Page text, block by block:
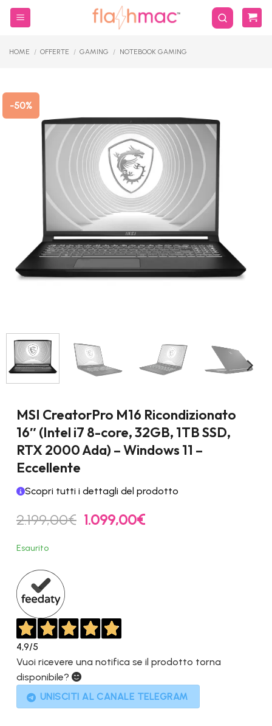
Salta
HOME / OFFERTE / GAMING / NOTEBOOK GAMING
-50%
MSI CreatorPro M16 Ricondizionato
16″ (Intel i7 8-core, 32GB, 1TB SSD,
RTX 2000 Ada) – Windows 11 –
Eccellente
Scopri tutti i dettagli del prodotto
2.199,00€ Il
prezzo
1.099,00€Il
Esaurito
4,9/5
Vuoi ricevere una notifica se il prodotto torna
disponibile?
UNISCITI AL CANALE TELEGRAM